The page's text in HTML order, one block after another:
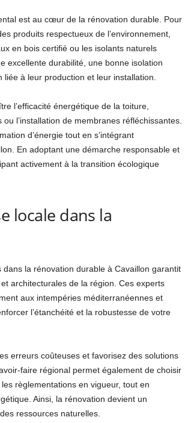
est au cœur de la rénovation durable. Pour
produits respectueux de l’environnement,
en bois certifié ou les isolants naturels
excellente durabilité, une bonne isolation
à leur production et leur installation.
l’efficacité énergétique de la toiture,
l’installation de membranes réfléchissantes.
d’énergie tout en s’intégrant
En adoptant une démarche responsable et
activement à la transition écologique
locale dans la
la rénovation durable à Cavaillon garantit
architecturales de la région. Ces experts
aux intempéries méditerranéennes et
l’étanchéité et la robustesse de votre
erreurs coûteuses et favorisez des solutions
faire régional permet également de choisir
règlementations en vigueur, tout en
Ainsi, la rénovation devient un
ressources naturelles.